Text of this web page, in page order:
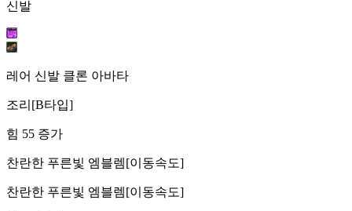
신발
레어 신발 클론 아바타
조리[B타입]
힘 55 증가
찬란한 푸른빛 엠블렘[이동속도]
찬란한 푸른빛 엠블렘[이동속도]